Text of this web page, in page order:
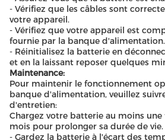
- Vérifiez que les câbles sont
votre appareil.
- Vérifiez que votre appareil est
fournie par la banque d'alimentation.
- Réinitialisez la batterie en
et en la laissant reposer quelques
Maintenance:
Pour maintenir le fonctionnement
banque d'alimentation, veuillez
d'entretien:
Chargez votre batterie au moins
mois pour prolonger sa durée de vie.
- Gardez la batterie à l'écart des